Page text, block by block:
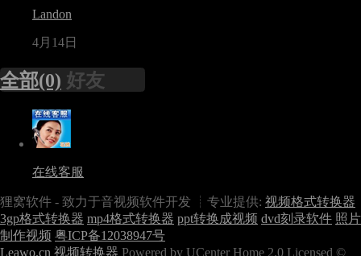
Landon
4月14日
全部(0) 好友
在线客服
狸窝软件 - 致力于音视频软件开发 ┊专业提供: 视频格式转换器
3gp格式转换器 mp4格式转换器 ppt转换成视频 dvd刻录软件 照片
制作视频 粤ICP备12038947号
Leawo.cn 视频转换器 Powered by UCenter Home 2.0 Licensed ©